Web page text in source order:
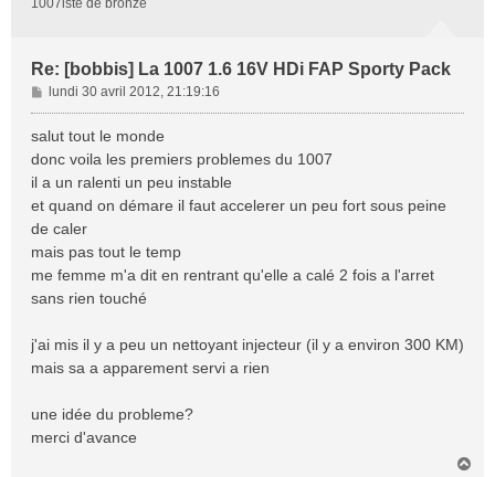
Re: [bobbis] La 1007 1.6 16V HDi FAP Sporty Pack
M
e
s
a
g
e
lundi 30 avril 2012, 21:19:16
salut tout le monde
donc voila les premiers problemes du 1007
il a un ralenti un peu instable
et quand on démare il faut accelerer un peu fort sous peine
de caler
mais pas tout le temp
me femme m'a dit en rentrant qu'elle a calé 2 fois a l'arret
sans rien touché
j'ai mis il y a peu un nettoyant injecteur (il y a environ 300 KM)
mais sa a apparement servi a rien
une idée du probleme?
merci d'avance